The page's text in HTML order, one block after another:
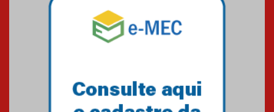
Como o Colégio Mackenzie
Brasília prepara seus